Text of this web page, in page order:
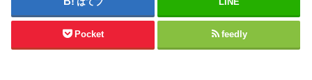
Pocket feedly